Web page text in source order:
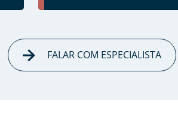
FALAR COM ESPECIALISTA